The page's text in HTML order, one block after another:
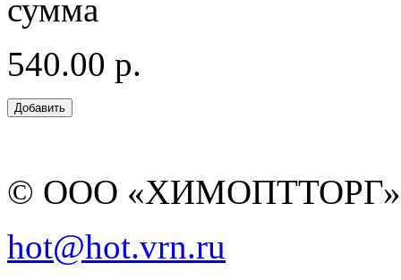
сумма
540.00 р.
© ООО
hot@hot.vrn.ru